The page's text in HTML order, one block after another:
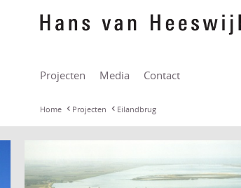
Projecten Media Contact
Home Projecten Eilandbrug